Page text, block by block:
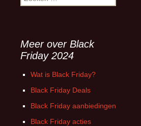
naar:
Meer over Black
Friday 2024
Wat is Black Friday?
Black Friday Deals
Black Friday aanbiedingen
Black Friday acties